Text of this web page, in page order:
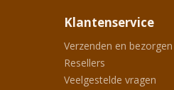
Klantenservice
Verzenden en bezorgen
Resellers
Veelgestelde vragen